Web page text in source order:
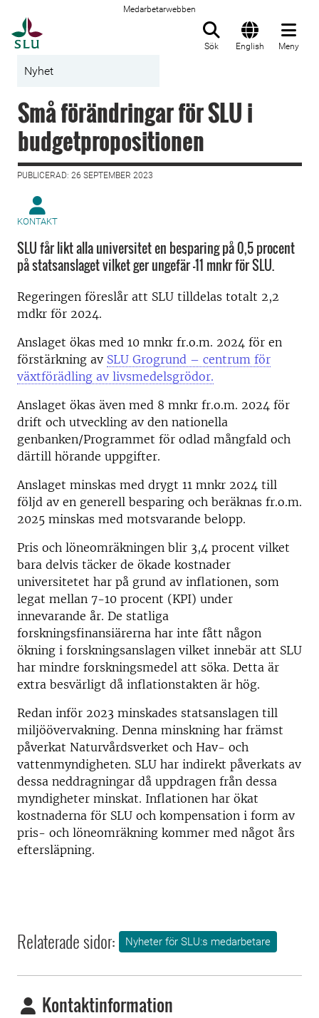
Medarbetarwebben
Sök English Meny
Nyhet
Små förändringar för SLU i
budgetpropositionen
PUBLICERAD: 26 SEPTEMBER 2023
KONTAKT
SLU får likt alla universitet en besparing på 0,5 procent
på statsanslaget vilket ger ungefär –11 mnkr för SLU.
Regeringen föreslår att SLU tilldelas totalt 2,2
mdkr för 2024.
Anslaget ökas med 10 mnkr fr.o.m. 2024 för en
förstärkning av SLU Grogrund – centrum för
växtförädling av livsmedelsgrödor.
Anslaget ökas även med 8 mnkr fr.o.m. 2024 för
drift och utveckling av den nationella
genbanken/Programmet för odlad mångfald och
därtill hörande uppgifter.
Anslaget minskas med drygt 11 mnkr 2024 till
följd av en generell besparing och beräknas fr.o.m.
2025 minskas med motsvarande belopp.
Pris och löneomräkningen blir 3,4 procent vilket
bara delvis täcker de ökade kostnader
universitetet har på grund av inflationen, som
legat mellan 7-10 procent (KPI) under
innevarande år. De statliga
forskningsfinansiärerna har inte fått någon
ökning i forskningsanslagen vilket innebär att SLU
har mindre forskningsmedel att söka. Detta är
extra besvärligt då inflationstakten är hög.
Redan inför 2023 minskades statsanslagen till
miljöövervakning. Denna minskning har främst
påverkat Naturvårdsverket och Hav- och
vattenmyndigheten. SLU har indirekt påverkats av
dessa neddragningar då uppdragen från dessa
myndigheter minskat. Inflationen har ökat
kostnaderna för SLU och kompensation i form av
pris- och löneomräkning kommer med något års
eftersläpning.
Relaterade sidor: Nyheter för SLU:s medarbetare
Kontaktinformation